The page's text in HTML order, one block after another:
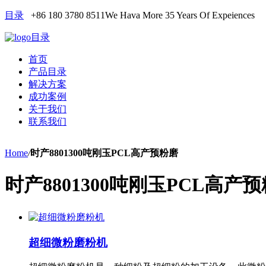
目录 +86 180 3780 8511We Hava More 35 Years Of Expeiences
目录
首页
产品目录
解决方案
成功案例
关于我们
联系我们
Home/时产8801300吨刚玉PCL高产预粉磨
时产8801300吨刚玉PCL高产
超细微粉磨粉机